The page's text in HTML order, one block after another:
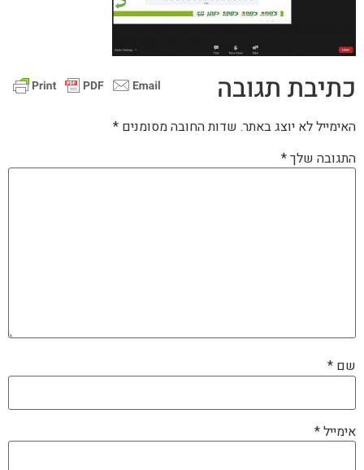
כתיבת תגובה
האימייל לא יוצג באתר. שדות החובה מסומנים *
התגובה שלך*
שם *
אימייל*